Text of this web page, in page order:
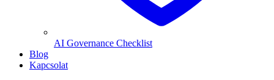
AI Governance Checklist
Blog
Kapcsolat